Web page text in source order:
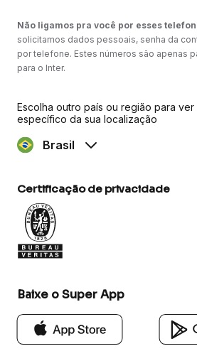
Não ligamos pra você por esses
solicitamos dados pessoais, senha da
por telefone. Estes números são apenas
para o Inter.
Escolha outro país ou região para
específico da sua localização
Brasil
Certificação de privacidade
Baixe o Super App